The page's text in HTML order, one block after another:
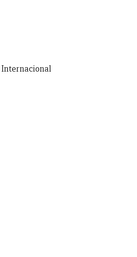
Internacional